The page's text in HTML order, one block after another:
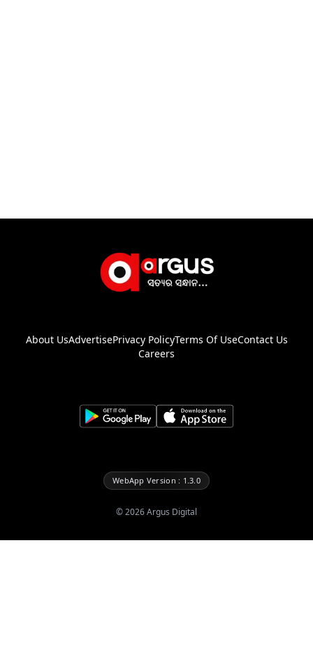
About UsAdvertisePrivacy PolicyTerms Of UseContact Us
Careers
WebApp Version : 1.3.0
©2026Argus Digital